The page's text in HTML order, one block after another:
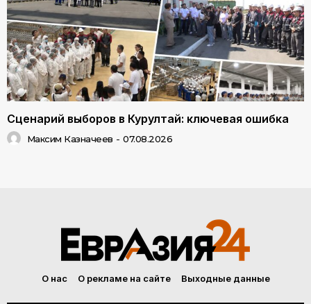
Сценарий выборов в Курултай: ключевая ошибка
Максим Казначеев - 07.08.2026
О нас О рекламе на сайте Выходные данные